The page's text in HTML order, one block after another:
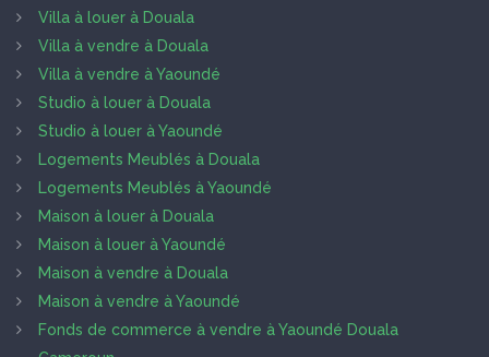
Villa à louer à Douala
Villa à vendre à Douala
Villa à vendre à Yaoundé
Studio à louer à Douala
Studio à louer à Yaoundé
Logements Meublés à Douala
Logements Meublés à Yaoundé
Maison à louer à Douala
Maison à louer à Yaoundé
Maison à vendre à Douala
Maison à vendre à Yaoundé
Fonds de commerce à vendre à Yaoundé Douala